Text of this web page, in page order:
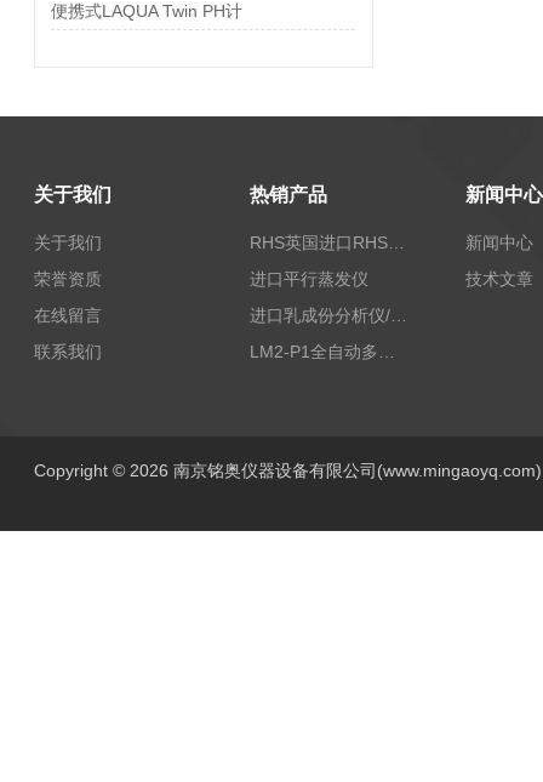
便携式LAQUA Twin PH计
关于我们
关于我们
荣誉资质
在线留言
联系我们
热销产品
RHS英国进口RHS植物标准比色卡
进口平行蒸发仪
进口乳成份分析仪/乳品分析仪
新闻中心
新闻中心
技术文章
Copyright © 2026 南京铭奥仪器设备有限公司